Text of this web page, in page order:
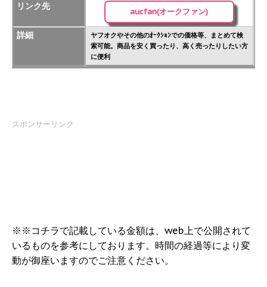
リンク先
aucfan(オークファン)
詳細
ヤフオクやその他のｵｰｸｼｮﾝでの価格等、まとめて検
索可能。商品を安く買ったり、高く売ったりしたい方
に便利
スポンサーリンク
※※コチラで記載している金額は、web上で公開されて
いるものを参考にしております。時間の経過等により変
動が御座いますのでご注意ください。